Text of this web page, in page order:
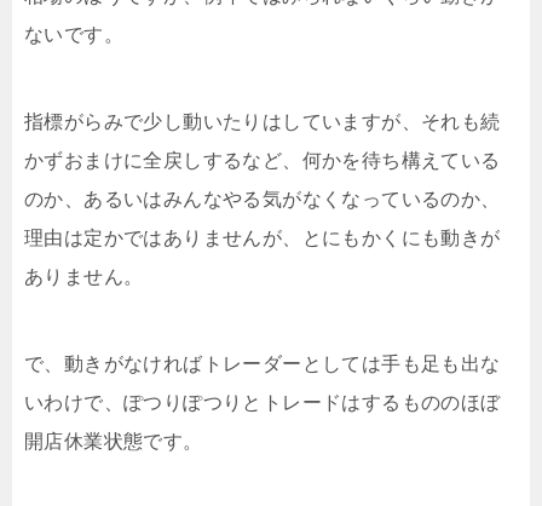
ないです。
指標がらみで少し動いたりはしていますが、それも続
かずおまけに全戻しするなど、何かを待ち構えている
のか、あるいはみんなやる気がなくなっているのか、
理由は定かではありませんが、とにもかくにも動きが
ありません。
で、動きがなければトレーダーとしては手も足も出な
いわけで、ぽつりぽつりとトレードはするもののほぼ
開店休業状態です。